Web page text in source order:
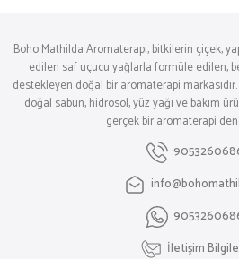
Boho Mathilda Aromaterapi, bitkilerin çiçek,
edilen saf uçucu yağlarla formüle edilen,
destekleyen doğal bir aromaterapi
doğal sabun, hidrosol, yüz yağı ve bakım
gerçek bir aromaterapi
İletişim